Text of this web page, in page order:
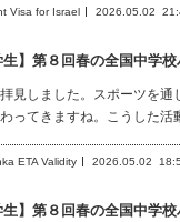
Visa for Israel 2026.05.02
生】第８回春の全国中学
見しました。スポーツを
ってきますね。こうした
ETA Validity 2026.05.02
生】第８回春の全国中学